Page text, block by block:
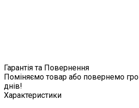
Гарантія та Повернення
Поміняємо товар або повернемо
днів!
Характеристики